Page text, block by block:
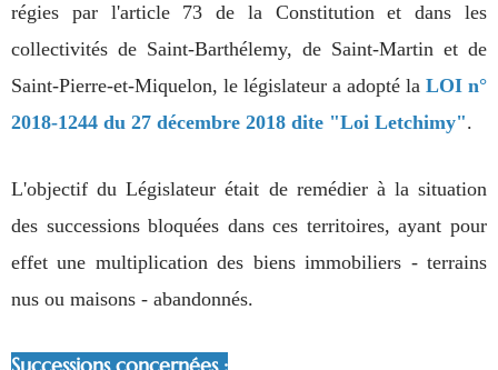
régies par l'article 73 de la Constitution et dans les
collectivités de Saint-Barthélemy, de Saint-Martin et de
Saint-Pierre-et-Miquelon, le législateur a adopté la LOI n°
2018-1244 du 27 décembre 2018 dite "Loi Letchimy".
L'objectif du Législateur était de remédier à la situation
des successions bloquées dans ces territoires, ayant pour
effet une multiplication des biens immobiliers - terrains
nus ou maisons - abandonnés.